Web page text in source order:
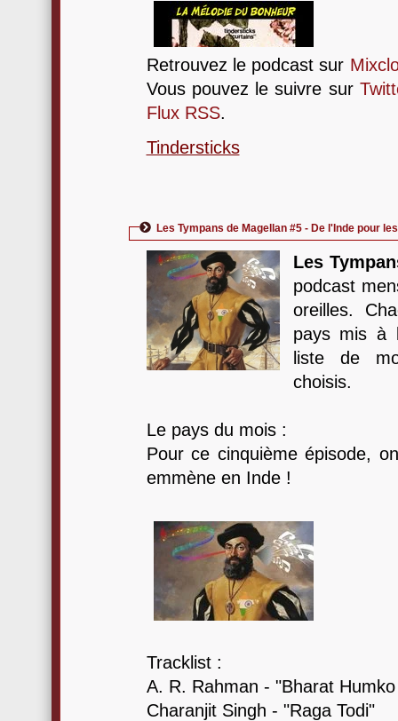
Retrouvez le podcast sur
Vous pouvez le suivre sur
Flux RSS.
Tindersticks
Les Tympans de Magellan #5 - De l'Inde pour
Les
podcast
oreilles.
pays mis à
liste de
choisis.
Le pays du mois :
Pour ce cinquième épisode,
emmène en Inde !
Tracklist :
A. R. Rahman - "Bharat
Charanjit Singh - "Raga Todi"